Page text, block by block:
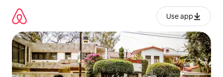
გადასვლა
Use app